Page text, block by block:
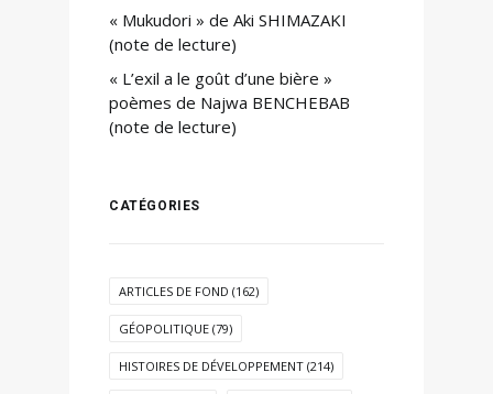
« Mukudori » de Aki SHIMAZAKI
(note de lecture)
« L’exil a le goût d’une bière »
poèmes de Najwa BENCHEBAB
(note de lecture)
CATÉGORIES
ARTICLES DE FOND (162)
GÉOPOLITIQUE (79)
HISTOIRES DE DÉVELOPPEMENT (214)